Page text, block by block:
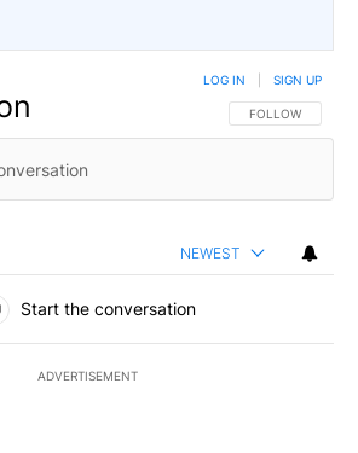
FOLLOW THIS
FOLLOW
LOG IN SIGN UP
NEWEST
Start the conversation
ADVERTISEMENT